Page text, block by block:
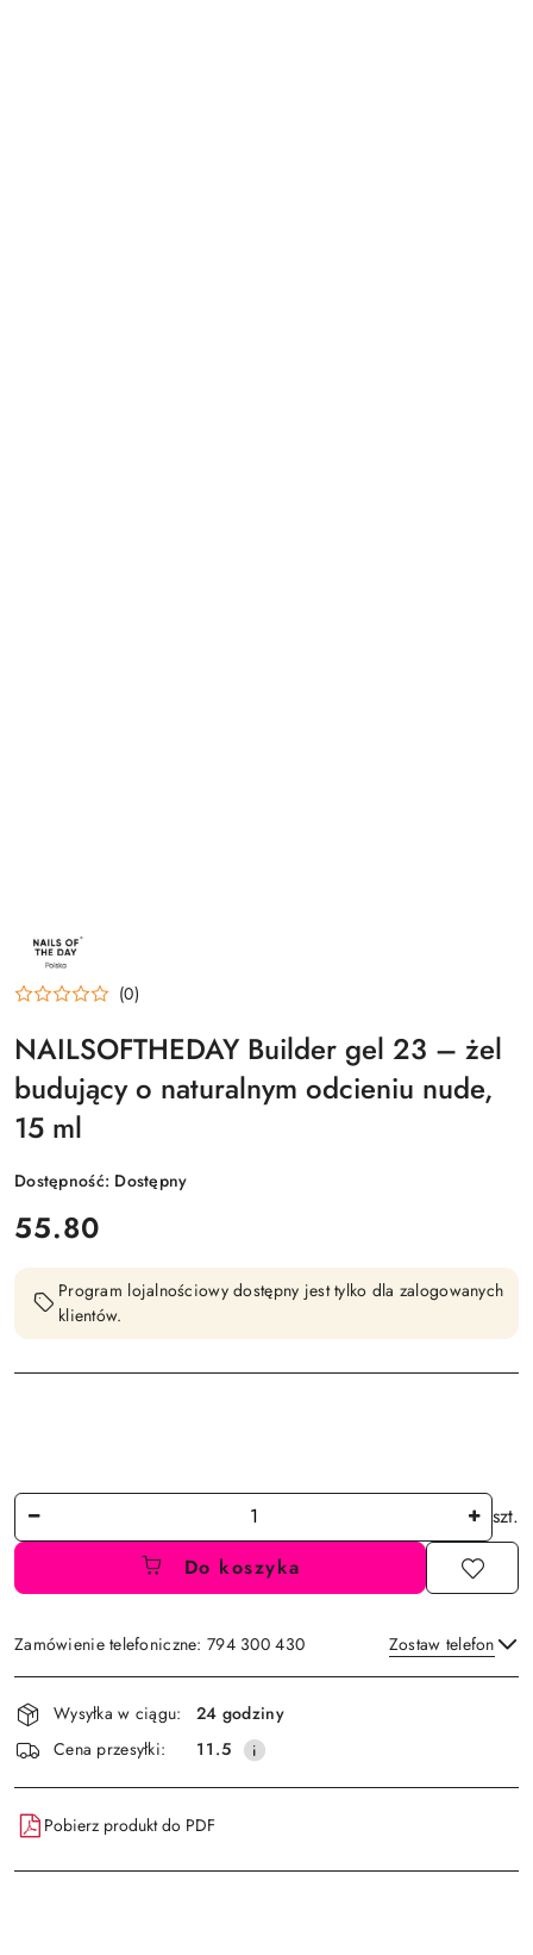
NAZWA
PRODUCENTA:
NAILSOFTHEDAY
(0)
NAILSOFTHEDAY Builder gel 23 – żel
budujący o naturalnym odcieniu nude,
15 ml
Dostępność: Dostępny
cena:
55.80
Program lojalnościowy dostępny jest tylko dla zalogowanych
klientów.
Ilość
szt.
Do koszyka
Zamówienie telefoniczne: 794 300 430 Zostaw telefon
Wyślij
Dostępność
i
dostawa
Wysyłka w ciągu:
24 godziny
Cena przesyłki:
11.5
Pobierz produkt do PDF